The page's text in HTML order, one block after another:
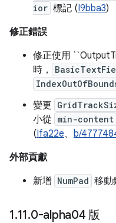
ior 標記 (I9bba3)
修正錯誤
修正使用
時，
變更
小從 min-content
(Ifa22e、 b/
外部貢獻
新增 NumPad 移動
1.11.0-alpha04 版